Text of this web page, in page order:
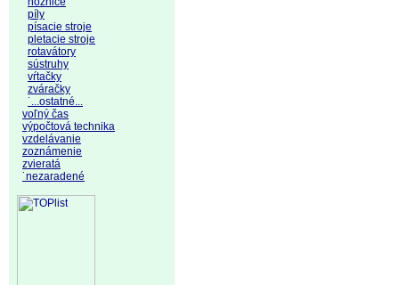
píly
písacie stroje
pletacie stroje
rotavátory
sústruhy
vŕtačky
zváračky
˙...ostatné...
voľný čas
výpočtová technika
vzdelávanie
zoznámenie
zvieratá
˙nezaradené